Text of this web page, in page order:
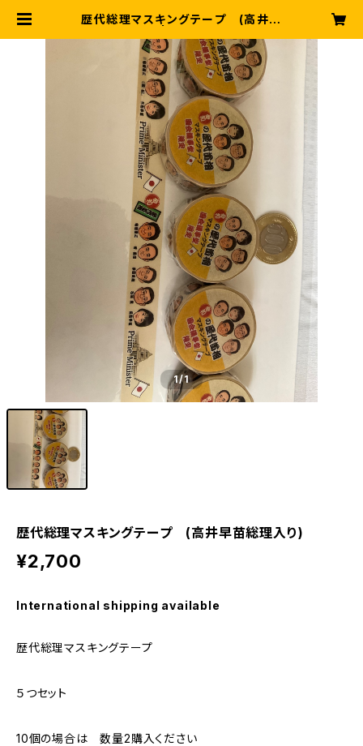
歴代総理マスキングテープ (高井早
1/1
歴代総理マスキングテープ (高井早苗総理入り)
¥2,700
International shipping available
歴代総理マスキングテープ
５つセット
10個の場合は 数量2購入ください